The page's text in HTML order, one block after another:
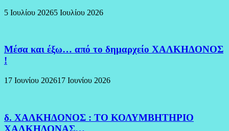
5 Ιουλίου 20265 Ιουλίου 2026
Μέσα και έξω… από το δημαρχείο ΧΑΛΚΗΔΟΝΟΣ
!
17 Ιουνίου 202617 Ιουνίου 2026
δ. ΧΑΛΚΗΔΟΝΟΣ : ΤΟ ΚΟΛΥΜΒΗΤΗΡΙΟ
ΧΑΛΚΗΔΟΝΑΣ…